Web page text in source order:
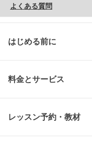
よくある質問
はじめる前に
料金とサービス
レッスン予約・教材